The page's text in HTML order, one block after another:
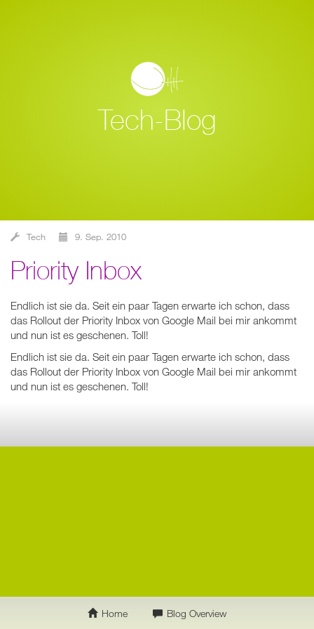
Home Blog Overview
Tech-Blog
Tech 9. Sep. 2010
Priority Inbox
Endlich ist sie da. Seit ein paar Tagen erwarte ich schon, dass
das Rollout der Priority Inbox von Google Mail bei mir ankommt
und nun ist es geschenen. Toll!
Endlich ist sie da. Seit ein paar Tagen erwarte ich schon, dass
das Rollout der Priority Inbox von Google Mail bei mir ankommt
und nun ist es geschenen. Toll!